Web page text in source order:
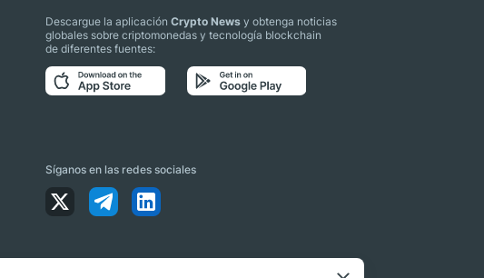
Descargue la aplicaciónCrypto News y obtenga noticias
globales sobre criptomonedas y tecnología blockchain
de diferentes fuentes:
Síganos en las redes sociales